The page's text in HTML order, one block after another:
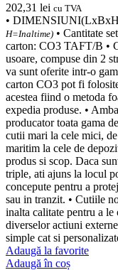
202,31 lei cu TVA
•
H=Inaltime) • Cantitate
carton: CO3 TAFT/B •
usoare, compuse din 2
va sunt oferite intr-o
carton CO3 pot fi
acestea fiind o metoda
expedia produse. •
producator toata gama
cutii mari la cele mici,
maritim la cele de
produs si scop. Daca
triple, ati ajuns la locul
concepute pentru a
sau in tranzit. • Cutiile
inalta calitate pentru a
diverselor actiuni
simple cat si
Adaugă la favorite
Adaugă în coș